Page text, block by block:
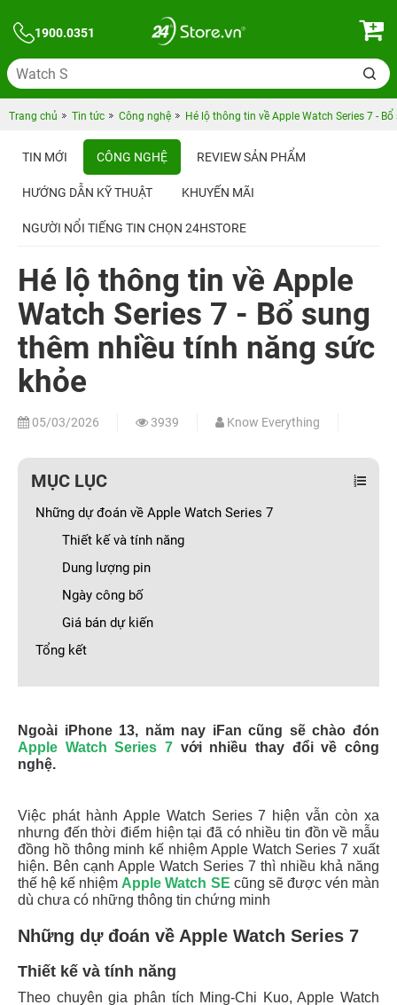
1900.0351
Trang chủ Tin tức Công nghệ Hé lộ thông tin về Apple Watch Series 7 -
TIN MỚI CÔNG NGHỆ REVIEW SẢN PHẨM
HƯỚNG DẪN KỸ THUẬT KHUYẾN MÃI
NGƯỜI NỔI TIẾNG TIN CHỌN 24HSTORE
Hé lộ thông tin về Apple
Watch Series 7 - Bổ sung
thêm nhiều tính năng sức
khỏe
05/03/2026 3939 Know Everything
MỤC LỤC
Những dự đoán về Apple Watch Series 7
Thiết kế và tính năng
Dung lượng pin
Ngày công bố
Giá bán dự kiến
Tổng kết
Ngoài iPhone 13, năm nay iFan cũng sẽ chào đón
Apple Watch Series 7 với nhiều thay đổi về công
nghệ.
Việc phát hành Apple Watch Series 7 hiện vẫn còn xa
nhưng đến thời điểm hiện tại đã có nhiều tin đồn về mẫu
đồng hồ thông minh kế nhiệm Apple Watch Series 7 xuất
hiện. Bên cạnh Apple Watch Series 7 thì nhiều khả năng
thế hệ kế nhiệm Apple Watch SE cũng sẽ được vén màn
dù chưa có những thông tin chứng minh
Những dự đoán về Apple Watch Series 7
Thiết kế và tính năng
Theo chuyên gia phân tích Ming-Chi Kuo, Apple Watch